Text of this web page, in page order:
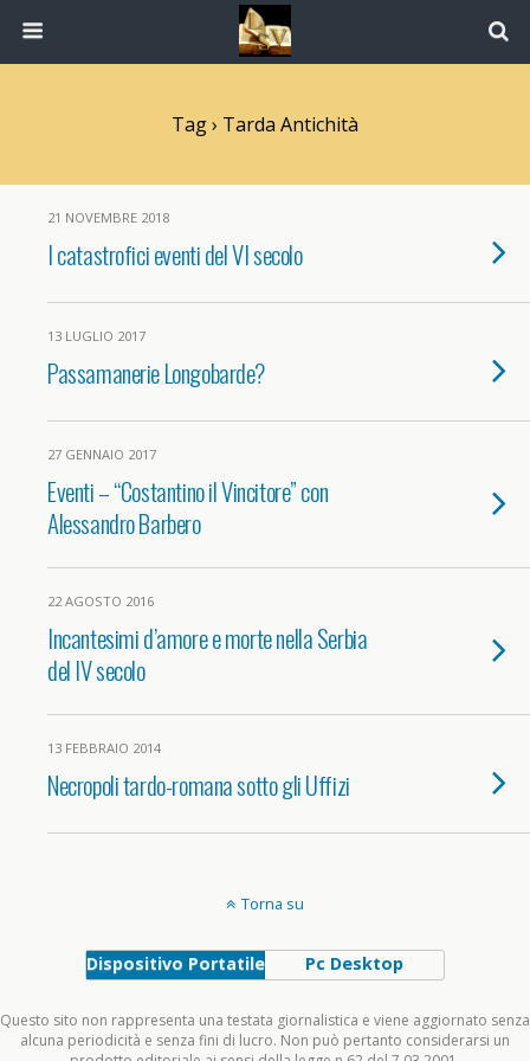
Tag › Tarda Antichità
21 NOVEMBRE 2018
I catastrofici eventi del VI secolo
13 LUGLIO 2017
Passamanerie Longobarde?
27 GENNAIO 2017
Eventi – “Costantino il Vincitore” con
Alessandro Barbero
22 AGOSTO 2016
Incantesimi d’amore e morte nella Serbia
del IV secolo
13 FEBBRAIO 2014
Necropoli tardo-romana sotto gli Uffizi
Torna su
Dispositivo Portatile Pc Desktop
Questo sito non rappresenta una testata giornalistica e viene aggiornato senza
alcuna periodicità e senza fini di lucro. Non può pertanto considerarsi un